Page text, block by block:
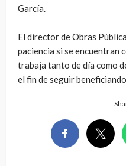
García.
El director de Obras
paciencia si se encuentran
trabaja tanto de día como
el fin de seguir